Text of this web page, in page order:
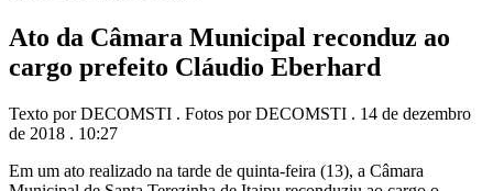
Ato da Câmara Municipal reconduz ao
cargo prefeito Cláudio Eberhard
Texto por DECOMSTI . Fotos por DECOMSTI . 14 de dezembro
de 2018 . 10:27
Em um ato realizado na tarde de quinta-feira (13), a Câmara